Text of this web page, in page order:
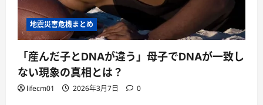
地震災害危機まとめ
「産んだ子とDNAが違う」母子でDNAが一致し
ない現象の真相とは？
lifecm01 2026年3月7日 0